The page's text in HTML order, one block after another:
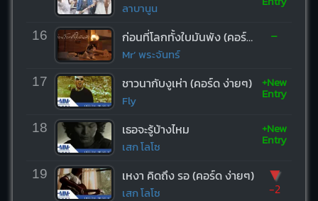
ลาบานูน
16 ก่อนที่โลกทั้งใบมันพัง (คอร์ด ง่ายๆ)
Mr’ พระจันทร์
-
17 ชาวนากับงูเห่า (คอร์ด ง่ายๆ)
Fly
+New
Entry
18 เธอจะรู้บ้างไหม
เสก โลโซ
+New
Entry
19 เหงา คิดถึง รอ (คอร์ด ง่ายๆ)
เสก โลโซ
▼
-2